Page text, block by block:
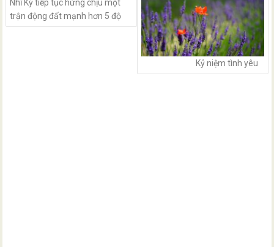
Nhĩ Kỳ tiếp tục hứng chịu một
trận động đất mạnh hơn 5 độ
Kỷ niệm tình yêu